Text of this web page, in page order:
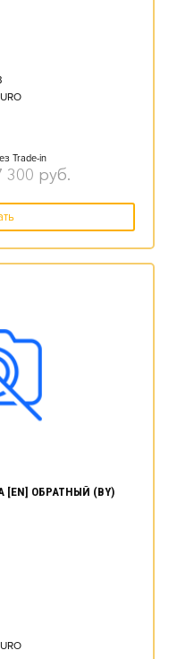
Trade-in
300 руб.
А [EN] ОБРАТНЫЙ (BY)